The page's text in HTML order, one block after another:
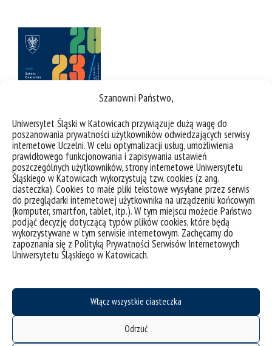
Szanowni Państwo,
Uniwersytet Śląski w Katowicach przywiązuje dużą wagę do
poszanowania prywatności użytkowników odwiedzających serwisy
internetowe Uczelni. W celu optymalizacji usług, umożliwienia
prawidłowego funkcjonowania i zapisywania ustawień
poszczególnych użytkowników, strony internetowe Uniwersytetu
Śląskiego w Katowicach wykorzystują tzw. cookies (z ang.
ciasteczka). Cookies to małe pliki tekstowe wysyłane przez serwis
do przeglądarki internetowej użytkownika na urządzeniu końcowym
(komputer, smartfon, tablet, itp.). W tym miejscu możecie Państwo
podjąć decyzję dotyczącą typów plików cookies, które będą
wykorzystywane w tym serwisie internetowym. Zachęcamy do
zapoznania się z Polityką Prywatności Serwisów Internetowych
Uniwersytetu Śląskiego w Katowicach.
Włącz wszystkie ciasteczka
Odrzuć
deklaracja dostępności